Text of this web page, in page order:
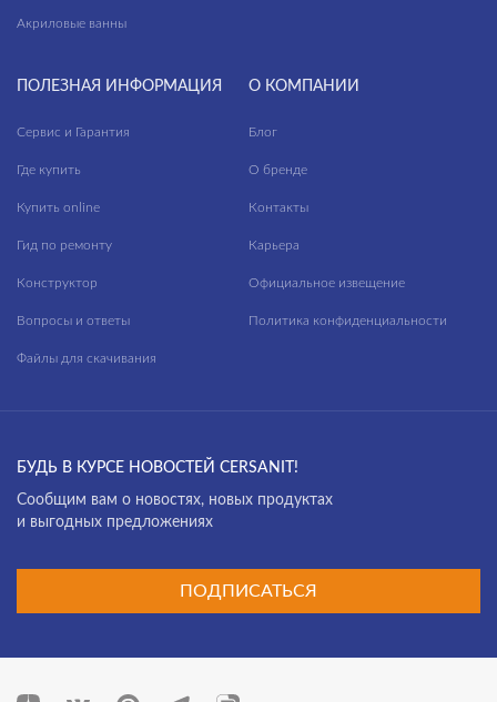
ETIUDA
GEO
GEOMETRY
GRANTA
INTERA
JOANNA
LED
Акриловые ванны
ПОЛЕЗНАЯ ИНФОРМАЦИЯ
Сервис и Гарантия
Где купить
Купить online
Гид по ремонту
Конструктор
Вопросы и ответы
Файлы для скачивания
О КОМПАНИИ
Блог
О бренде
Контакты
Карьера
Официальное извещение
Политика конфиденциальности
БУДЬ В КУРСЕ НОВОСТЕЙ CERSANIT!
Cообщим вам о новостях, новых продуктах
и выгодных предложениях
ПОДПИСАТЬСЯ